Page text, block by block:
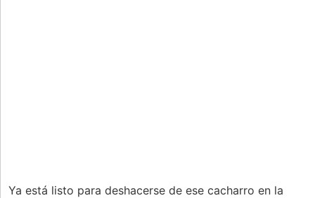
Ya está listo para deshacerse de ese cacharro en la